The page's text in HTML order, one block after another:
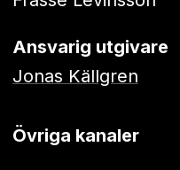
Ansvarig utgivare
Jonas Källgren
Övriga kanaler